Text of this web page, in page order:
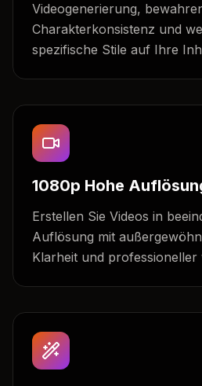
Videogenerierung,
Charakterkonsistenz und
spezifische Stile auf Ihre
1080p Hohe
Erstellen Sie Videos in
Auflösung mit
Klarheit und professioneller